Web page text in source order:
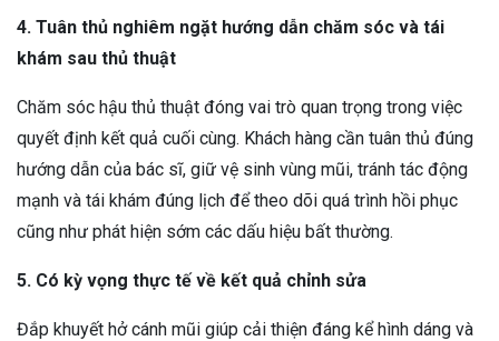
4. Tuân thủ nghiêm ngặt hướng dẫn chăm sóc và tái
khám sau thủ thuật
Chăm sóc hậu thủ thuật đóng vai trò quan trọng trong việc
quyết định kết quả cuối cùng. Khách hàng cần tuân thủ đúng
hướng dẫn của bác sĩ, giữ vệ sinh vùng mũi, tránh tác động
mạnh và tái khám đúng lịch để theo dõi quá trình hồi phục
cũng như phát hiện sớm các dấu hiệu bất thường.
5. Có kỳ vọng thực tế về kết quả chỉnh sửa
Đắp khuyết hở cánh mũi giúp cải thiện đáng kể hình dáng và